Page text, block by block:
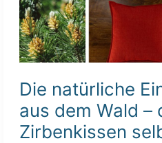
Die natürliche
aus dem Wald –
Zirbenkissen